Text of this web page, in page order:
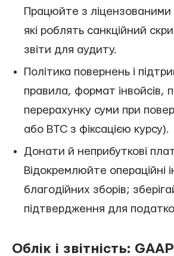
Працюйте з
які роблять санкційний
звіти для аудиту.
Політика повернень і
правила, формат інвойсів,
перерахунку суми при
або BTC з фіксацією курсу).
Донати й неприбуткові
Відокремлюйте операційні
благодійних зборів;
підтвердження для
Облік і звітність: